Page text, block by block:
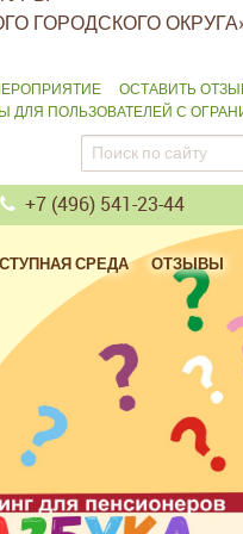
ГОРОДСКОГО
ОСТАВИТЬ
ДЛЯ ПОЛЬЗОВАТЕЛЕЙ С
+7 (496) 541-23-44
СРЕДА ОТЗЫВЫ